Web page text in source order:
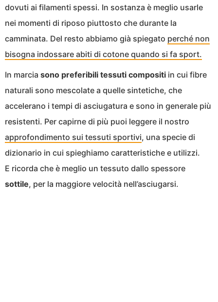
dovuti ai filamenti spessi. In sostanza è meglio usarle
nei momenti di riposo piuttosto che durante la
camminata. Del resto abbiamo già spiegato perché non
bisogna indossare abiti di cotone quando si fa sport.
In marcia sono preferibili tessuti compositi in cui fibre
naturali sono mescolate a quelle sintetiche, che
accelerano i tempi di asciugatura e sono in generale più
resistenti. Per capirne di più puoi leggere il nostro
approfondimento sui tessuti sportivi, una specie di
dizionario in cui spieghiamo caratteristiche e utilizzi.
E ricorda che è meglio un tessuto dallo spessore
sottile, per la maggiore velocità nell’asciugarsi.